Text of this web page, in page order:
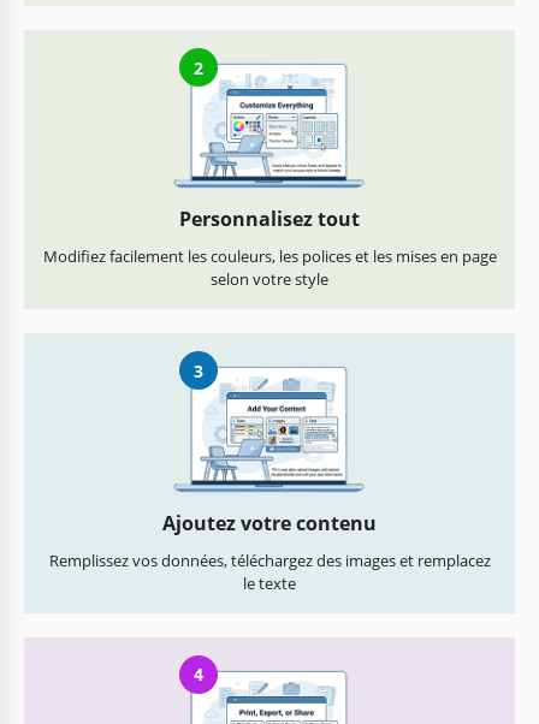
2
Personnalisez tout
Modifiez facilement les couleurs, les polices et les mises en page
selon votre style
3
Ajoutez votre contenu
Remplissez vos données, téléchargez des images et remplacez
le texte
4